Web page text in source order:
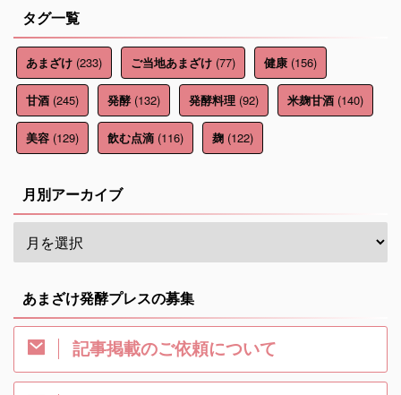
タグ一覧
あまざけ (233) ご当地あまざけ (77) 健康 (156)
甘酒 (245) 発酵(132) 発酵料理 (92) 米麹甘酒 (140)
美容 (129) 飲む点滴 (116) 麹 (122)
月別アーカイブ
あまざけ発酵プレスの募集
記事掲載のご依頼について